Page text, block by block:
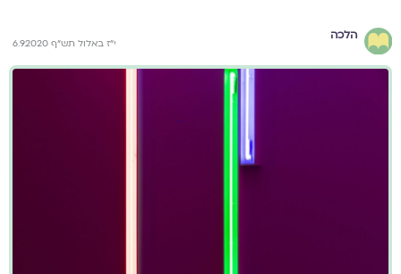
הלכה
י"ז באלול תש"ף 6.9.2020